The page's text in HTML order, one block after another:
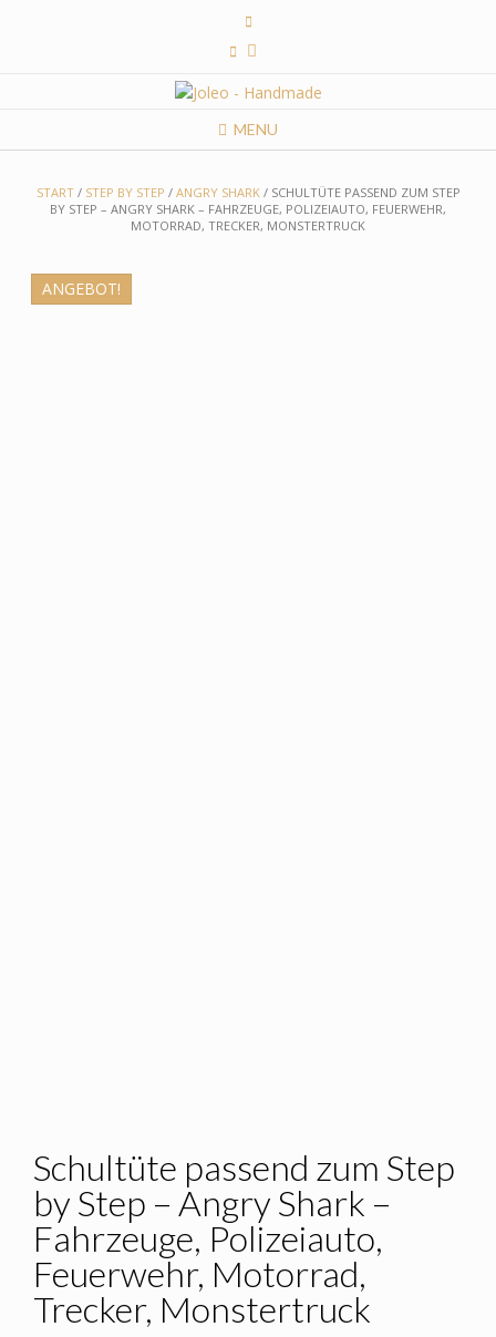
MENU
START/ STEP BY STEP / ANGRY SHARK/ SCHULTÜTE PASSEND ZUM STEP
BY STEP – ANGRY SHARK – FAHRZEUGE, POLIZEIAUTO, FEUERWEHR,
MOTORRAD, TRECKER, MONSTERTRUCK
ANGEBOT!
Schultüte passend zum Step
by Step – Angry Shark –
Fahrzeuge, Polizeiauto,
Feuerwehr, Motorrad,
Trecker, Monstertruck